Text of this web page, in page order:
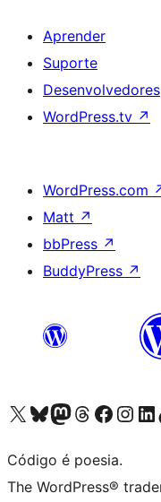
Aprender
Suporte
Desenvolvedores
WordPress.tv ↗
WordPress.com
Matt ↗
bbPress ↗
BuddyPress ↗
Acessar nossa conta do X (antigo Twitter)
Acessar nossa conta do Bluesky
Acessar nossa conta do Mastodon
Acessar nossa conta do Threads
Acessar nossa página
Acessar
Código é poesia.
The WordPress®